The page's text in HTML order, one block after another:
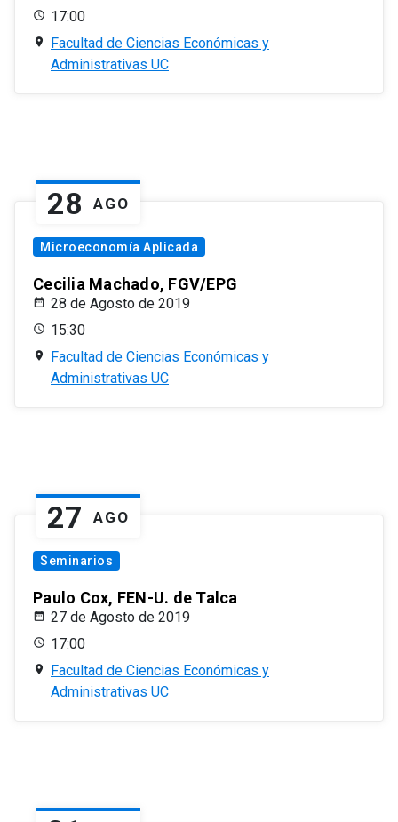
17:00
Facultad de Ciencias Económicas y
Administrativas UC
28 AGO
Microeconomía Aplicada
Cecilia Machado, FGV/EPG
28 de Agosto de 2019
15:30
Facultad de Ciencias Económicas y
Administrativas UC
27 AGO
Seminarios
Paulo Cox, FEN-U. de Talca
27 de Agosto de 2019
17:00
Facultad de Ciencias Económicas y
Administrativas UC